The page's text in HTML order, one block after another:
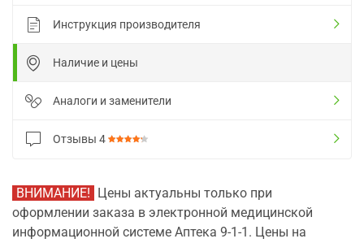
Инструкция производителя
Наличие и цены
Аналоги и заменители
Отзывы 4
ВНИМАНИЕ! Цены актуальны только при
оформлении заказа в электронной медицинской
информационной системе Аптека 9-1-1. Цены на